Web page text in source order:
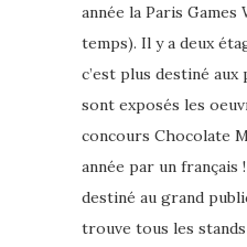
année la Paris Games
temps). Il y a deux
c’est plus destiné
sont exposés les
concours Chocolate
année par un français
destiné au grand
trouve tous les stands